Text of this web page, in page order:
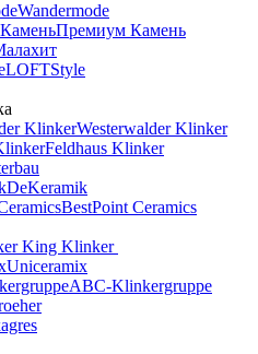
Wandermode
Премиум Камень
LOFTStyle
Westerwalder Klinker
Feldhaus Klinker
DeKeramik
BestPoint Ceramics
King Klinker
Uniceramix
ABC-Klinkergruppe